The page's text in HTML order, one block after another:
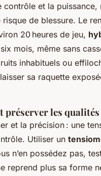
et la
de blessure. Le
20 heures de jeu,
mois, même sans
inhabituels ou
sa raquette
les
et la précision : une
Utiliser un
n’en possédez pas,
plus sa forme